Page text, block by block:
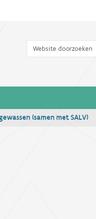
Zoek
(samen met SALV)